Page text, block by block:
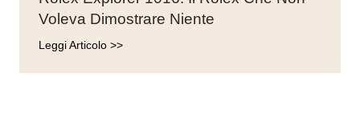
Voleva Dimostrare Niente
Leggi Articolo >>